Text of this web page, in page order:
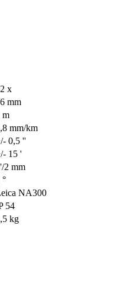
x
mm
m
mm/km
0,5 ''
15 '
2 mm
°
NA300
54
kg